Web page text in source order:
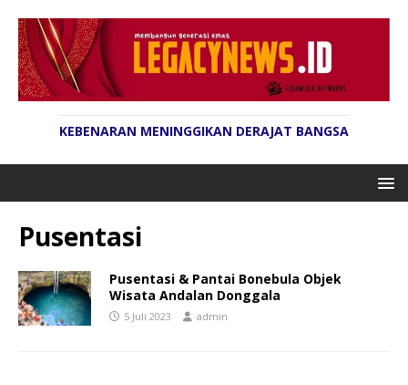
KEBENARAN MENINGGIKAN DERAJAT BANGSA
Pusentasi
Pusentasi & Pantai Bonebula Objek
Wisata Andalan Donggala
5 Juli 2023 admin